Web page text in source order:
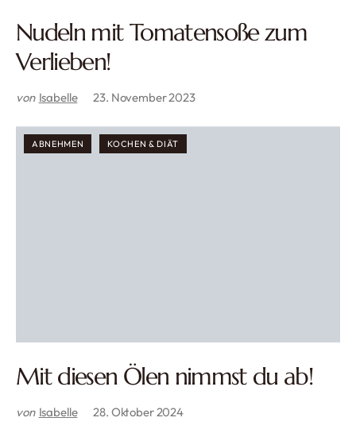
Nudeln mit Tomatensoße zum
Verlieben!
von Isabelle 23. November 2023
ABNEHMEN KOCHEN & DIÄT
Mit diesen Ölen nimmst du ab!
von Isabelle 28. Oktober 2024